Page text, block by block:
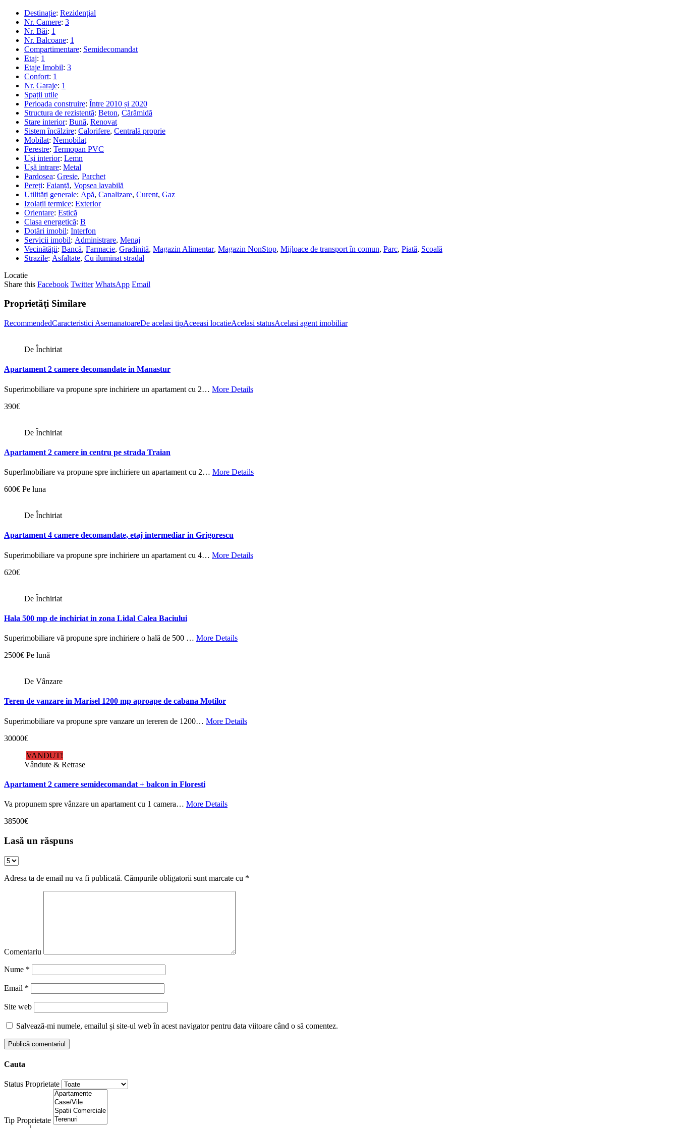
Destinație: Rezidențial
Nr. Camere: 3
Nr. Băi: 1
Nr. Balcoane: 1
Compartimentare: Semidecomandat
Etaj: 1
Etaje Imobil: 3
Confort: 1
Nr. Garaje: 1
Spații utile
Perioada construire: Între 2010 și 2020
Structura de rezistentă: Beton, Cărămidă
Stare interior: Bună, Renovat
Sistem încălzire: Calorifere, Centrală proprie
Mobilat: Nemobilat
Ferestre: Termopan PVC
Uși interior: Lemn
Ușă intrare: Metal
Pardosea: Gresie, Parchet
Pereți: Faianță, Vopsea lavabilă
Utilități generale: Apă, Canalizare, Curent, Gaz
Izolații termice: Exterior
Orientare: Estică
Clasa energetică: B
Dotări imobil: Interfon
Servicii imobil: Administrare, Menaj
Vecinătății: Bancă, Farmacie, Gradinită, Magazin Alimentar, Magazin NonStop, Mijloace de transport în comun, Parc, Piată, Scoală
Strazile: Asfaltate, Cu iluminat stradal
Locatie
Share this Facebook Twitter WhatsApp Email
Proprietăți Similare
RecommendedCaracteristici AsemanatoareDe acelasi tipAceeasi locatieAcelasi statusAcelasi agent imobiliar
De Închiriat
Apartament 2 camere decomandate in Manastur
Superimobiliare va propune spre inchiriere un apartament cu 2… More Details
390€
De Închiriat
Apartament 2 camere in centru pe strada Traian
SuperImobiliare va propune spre inchiriere un apartament cu 2… More Details
600€ Pe luna
De Închiriat
Apartament 4 camere decomandate, etaj intermediar in Grigorescu
Superimobiliare va propune spre inchiriere un apartament cu 4… More Details
620€
De Închiriat
Hala 500 mp de inchiriat in zona Lidal Calea Baciului
Superimobiliare vă propune spre inchiriere o hală de 500 … More Details
2500€ Pe lună
De Vânzare
Teren de vanzare in Marisel 1200 mp aproape de cabana Motilor
Superimobiliare va propune spre vanzare un tereren de 1200… More Details
30000€
VANDUT!
Vândute & Retrase
Apartament 2 camere semidecomandat + balcon in Floresti
Va propunem spre vânzare un apartament cu 1 camera… More Details
38500€
Lasă un răspuns
Adresa ta de email nu va fi publicată. Câmpurile obligatorii sunt marcate cu *
Comentariu
Nume *
Email *
Site web
Salvează-mi numele, emailul și site-ul web în acest navigator pentru data viitoare când o să comentez.
Cauta
Status Proprietate
Tip Proprietate